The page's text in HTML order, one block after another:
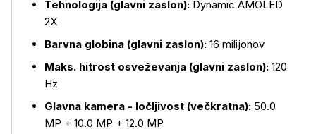
Tehnologija (glavni zaslon): Dynamic AMOLED
2X
Barvna globina (glavni zaslon): 16 milijonov
Maks. hitrost osveževanja (glavni zaslon): 120
Hz
Glavna kamera - ločljivost (večkratna): 50.0
MP + 10.0 MP + 12.0 MP